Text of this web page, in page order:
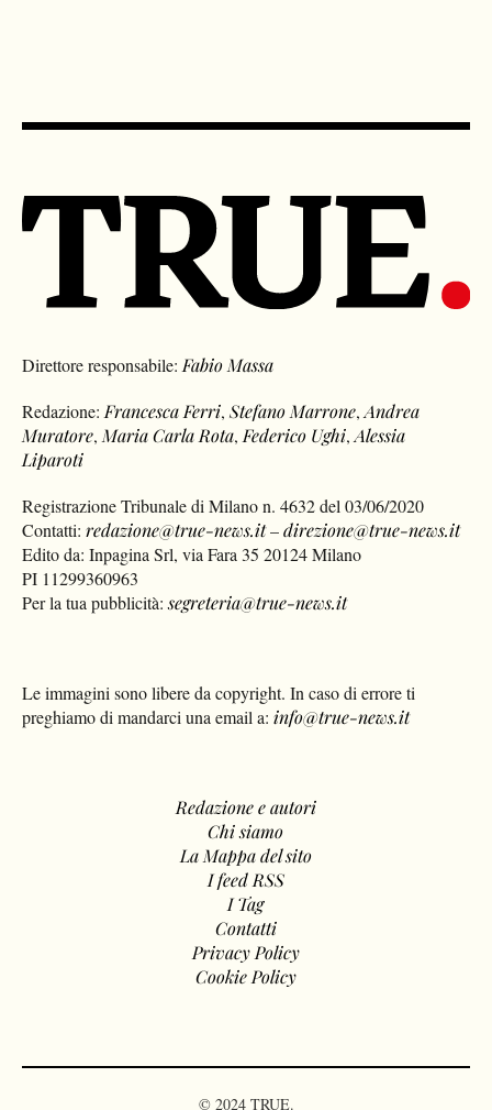
Direttore responsabile: Fabio Massa
Redazione: Francesca Ferri,Stefano Marrone,Andrea
Muratore, Maria Carla Rota, Federico Ughi,Alessia
Liparoti
Registrazione Tribunale di Milano n. 4632 del 03/06/2020
Contatti:redazione@true-news.it–direzione@true-news.it
Edito da: Inpagina Srl, via Fara 35 20124 Milano
PI 11299360963
Per la tua pubblicità:segreteria@true-news.it
Le immagini sono libere da copyright. In caso di errore ti
preghiamo di mandarci una email a: info@true-news.it
Redazione e autori
Chi siamo
La Mappa del sito
I feed RSS
I Tag
Contatti
Privacy Policy
Cookie Policy
© 2024 TRUE.